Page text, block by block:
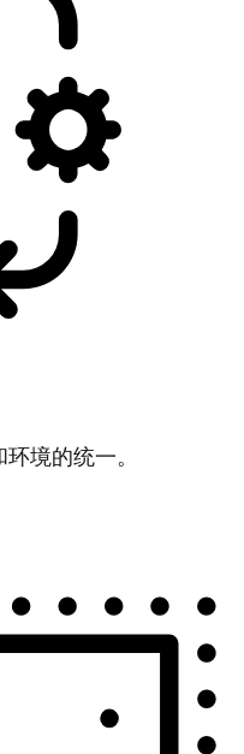
境的统一。